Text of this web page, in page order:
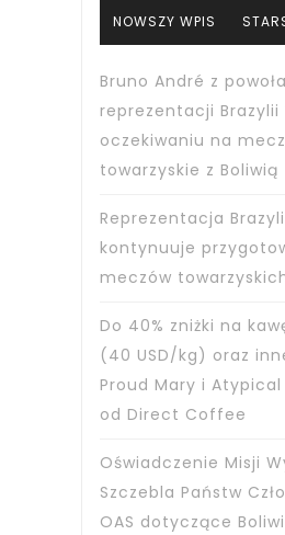
NOWSZY WPIS
Bruno André z
reprezentacji Brazylii
oczekiwaniu na
towarzyskie z Boliwią
Reprezentacja
kontynuuje
meczów
Do 40% zniżki na
(40 USD/kg) oraz
Proud Mary i
od Direct Coffee
Oświadczenie Misji
Szczebla Państw
OAS dotyczące